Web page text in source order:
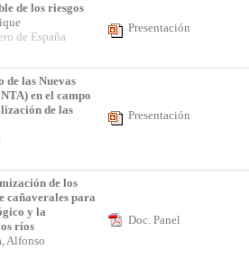
de los riesgos
de España
Presentación
de las Nuevas
en el campo
de las
Presentación
de los
cañaverales para
y la
ríos
Alfonso
Doc. Panel